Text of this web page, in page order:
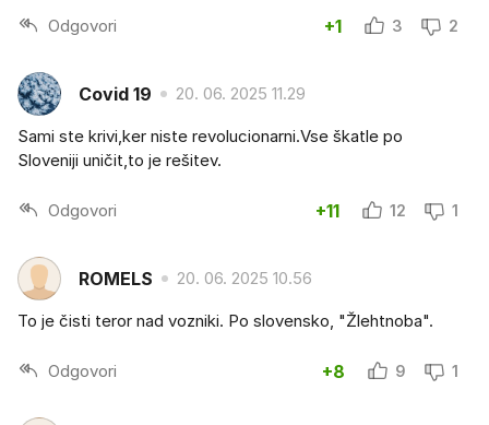
Odgovori +1 3 2
Covid 19 20. 06. 2025 11.29
Sami ste krivi,ker niste revolucionarni.Vse škatle po
Sloveniji uničit,to je rešitev.
Odgovori +11 12 1
ROMELS 20. 06. 2025 10.56
To je čisti teror nad vozniki. Po slovensko, "Žlehtnoba".
Odgovori +8 9 1